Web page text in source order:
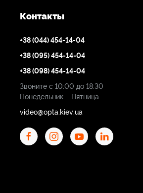
Контакты
+38 (044) 454-14-04
+38 (095) 454-14-04
+38 (098) 454-14-04
Звоните с 10:00 до 18:30
Понедельник – Пятница
video@opta.kiev.ua